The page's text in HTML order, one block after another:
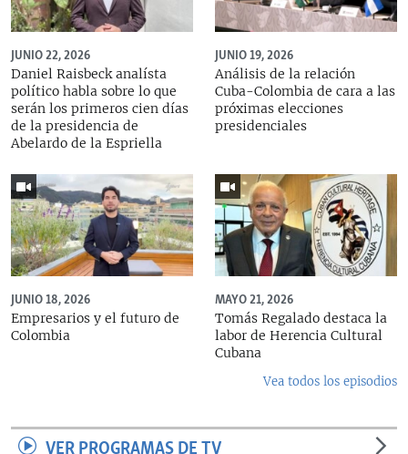
JUNIO 22, 2026
Daniel Raisbeck analísta
político habla sobre lo que
serán los primeros cien días
de la presidencia de
Abelardo de la Espriella
JUNIO 19, 2026
Análisis de la relación
Cuba-Colombia de cara a las
próximas elecciones
presidenciales
JUNIO 18, 2026
Empresarios y el futuro de
Colombia
MAYO 21, 2026
Tomás Regalado destaca la
labor de Herencia Cultural
Cubana
Vea todos los episodios